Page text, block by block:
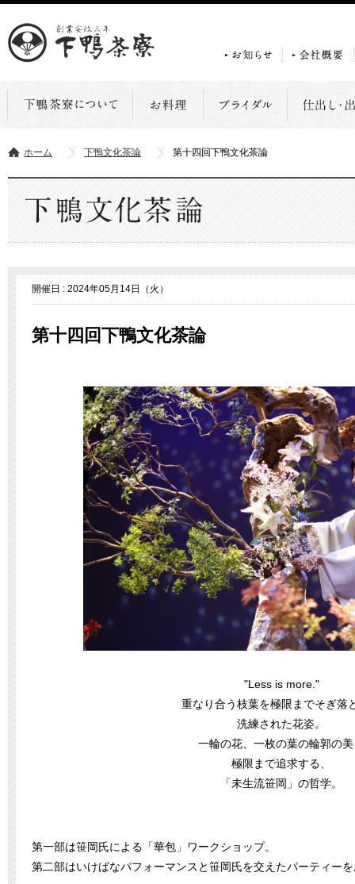
ホーム 下鴨文化茶論 第十四回下鴨文化茶論
開催日 : 2024年05月14日（火）
第十四回下鴨文化茶論
"Less is more."
重なり合う枝葉を極限までそぎ落
洗練された花姿。
一輪の花、一枚の葉の輪郭の
極限まで追求する、
「未生流笹岡」の哲学。
第一部は笹岡氏による「華包」ワークショップ。
第二部はいけばなパフォーマンスと笹岡氏を交えたパーティー